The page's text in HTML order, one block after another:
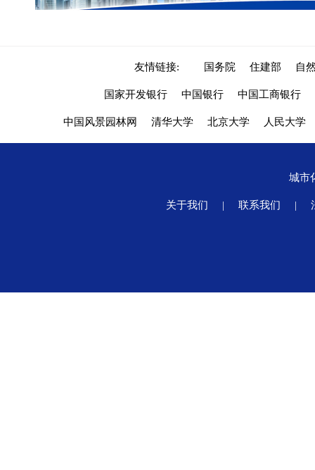
友情链接: 国务院 住建部 自
国家开发银行 中国银行 中国工商银行
中国风景园林网 清华大学 北京大学 人民大学
城市
关于我们 | 联系我们 |